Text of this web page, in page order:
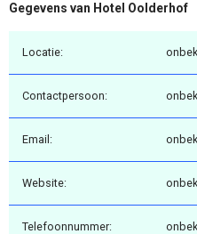
Gegevens van Hotel Oolderhof
Locatie:
Contactpersoon:
Email:
Website:
Telefoonnummer: